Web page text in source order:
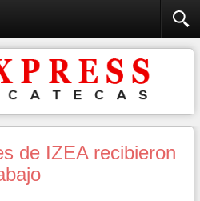
de IZEA recibieron